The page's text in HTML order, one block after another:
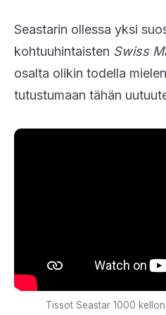
Seastarin ollessa yksi
kohtuuhintaisten Swiss
osalta olikin todella
tutustumaan tähän
Tissot Seastar 1000